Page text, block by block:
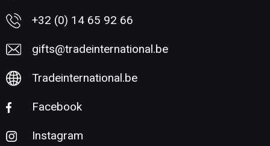
+32 (0) 14 65 92 66
gifts@tradeinternational.be
Tradeinternational.be
Facebook
Instagram